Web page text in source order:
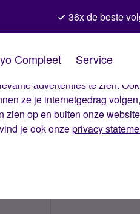
wij ervoor dat je ervaring op
advertenties te zien. Ook
ze je internetgedrag volgen,
zien op en buiten onze
je ook onzeprivacy
36x de beste
Compleet Service
Start een topic